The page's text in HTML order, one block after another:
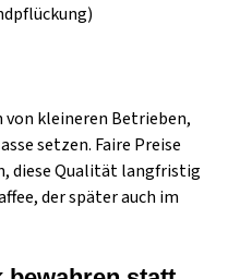
von kleineren Betrieben,
setzen. Faire Preise
diese Qualität langfristig
der später auch im